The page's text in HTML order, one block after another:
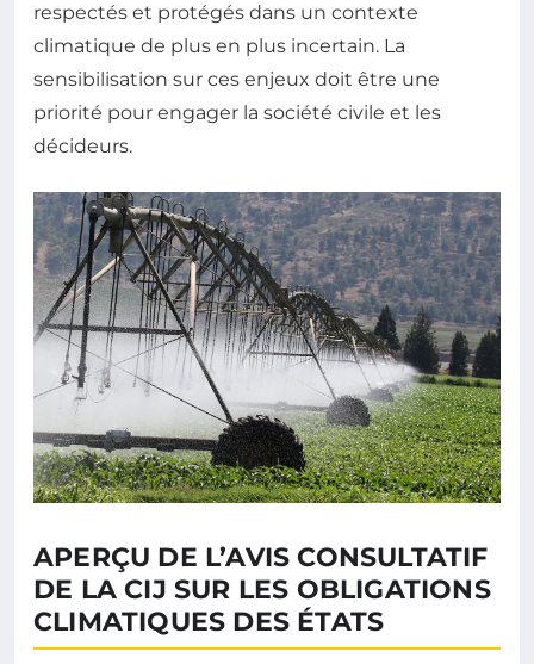
respectés et protégés dans un contexte
climatique de plus en plus incertain. La
sensibilisation sur ces enjeux doit être une
priorité pour engager la société civile et les
décideurs.
APERÇU DE L’AVIS CONSULTATIF
DE LA CIJ SUR LES OBLIGATIONS
CLIMATIQUES DES ÉTATS